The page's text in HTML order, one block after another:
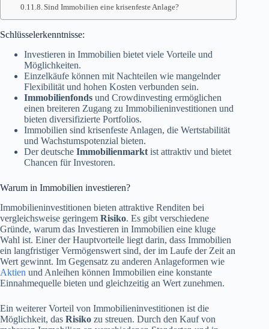
Sind Immobilien eine krisenfeste Anlage?
Schlüsselerkenntnisse:
Investieren in Immobilien bietet viele Vorteile und
Möglichkeiten.
Einzelkäufe können mit Nachteilen wie mangelnder
Flexibilität und hohen Kosten verbunden sein.
Immobilienfonds und Crowdinvesting ermöglichen
einen breiteren Zugang zu Immobilieninvestitionen und
bieten diversifizierte Portfolios.
Immobilien sind krisenfeste Anlagen, die Wertstabilität
und Wachstumspotenzial bieten.
Der deutsche Immobilienmarkt ist attraktiv und bietet
Chancen für Investoren.
Warum in Immobilien investieren?
Immobilieninvestitionen bieten attraktive Renditen bei
vergleichsweise geringem Risiko. Es gibt verschiedene
Gründe, warum das Investieren in Immobilien eine kluge
Wahl ist. Einer der Hauptvorteile liegt darin, dass Immobilien
ein langfristiger Vermögenswert sind, der im Laufe der Zeit an
Wert gewinnt. Im Gegensatz zu anderen Anlageformen wie
Aktien und Anleihen können Immobilien eine konstante
Einnahmequelle bieten und gleichzeitig an Wert zunehmen.
Ein weiterer Vorteil von Immobilieninvestitionen ist die
Möglichkeit, das Risiko zu streuen. Durch den Kauf von